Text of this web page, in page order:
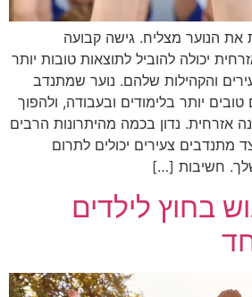
את הנוער מצליח. גישה קבועה
יכולה להוביל לתוצאות טובות יותר
והקהילות שלהם. נוער שמתנדב
טובים יותר בלימודים ובעבודה, ולהפוך
אזרחית. נדון בכמה מהיתרונות הרבים
מתנדבים צעירים יכולים לתרום
חשיבות […]
בחוץ לילדים